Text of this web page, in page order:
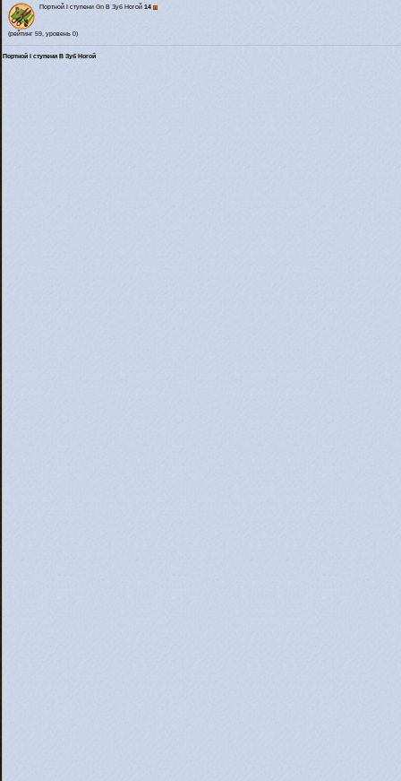
Портной I ступени Gn В Зуб Ногой 14
(рейтинг 59, уровень 0)
Портной I ступени В Зуб Ногой